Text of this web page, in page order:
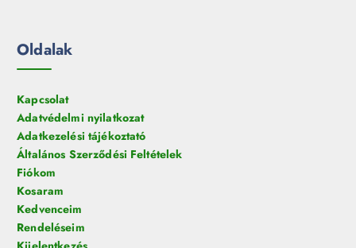
Oldalak
Kapcsolat
Adatvédelmi nyilatkozat
Adatkezelési tájékoztató
Általános Szerződési Feltételek
Fiókom
Kosaram
Kedvenceim
Rendeléseim